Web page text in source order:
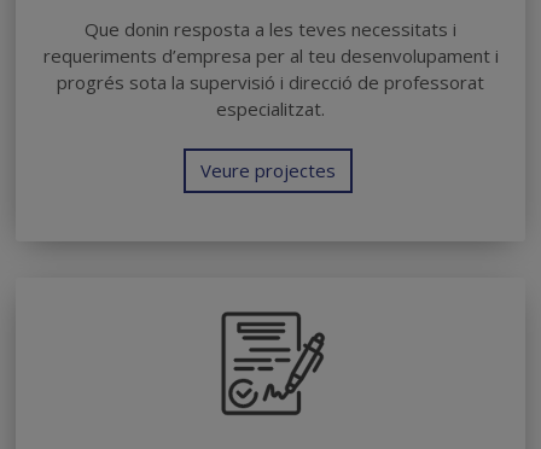
Que donin resposta a les teves necessitats i
requeriments d’empresa per al teu desenvolupament i
progrés sota la supervisió i direcció de professorat
especialitzat.
Veure projectes